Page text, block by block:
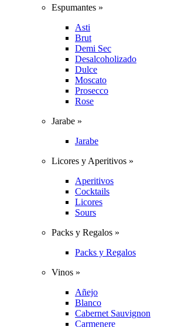
Espumantes »
Asti
Brut
Demi Sec
Desalcoholizado
Dulce
Moscato
Prosecco
Rose
Jarabe »
Jarabe
Licores y Aperitivos »
Aperitivos
Cocktails
Licores
Sours
Packs y Regalos »
Packs y Regalos
Vinos »
Añejo
Blanco
Cabernet Sauvignon
Carmenere